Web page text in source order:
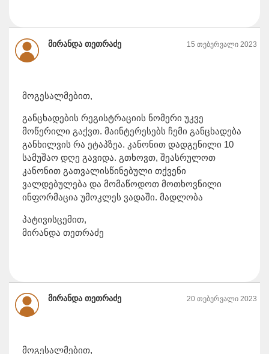
მირანდა თეთრაძე 15 თებერვალი 2023
მოგესალმებით,
განცხადების რეგისტრაციის ნომერი უკვე
მოწერილი გაქვთ. მაინტერესებს ჩემი განცხადება
განხილვის რა ეტაპზეა. კანონით დადგენილი 10
სამუშაო დღე გავიდა. გთხოვთ, შეასრულოთ
კანონით გათვალისწინებული თქვენი
ვალდებულება და მომაწოდოთ მოთხოვნილი
ინფორმაცია უმოკლეს ვადაში. მადლობა
პატივისცემით,
მირანდა თეთრაძე
მირანდა თეთრაძე 20 თებერვალი 2023
მოგესალმებით,